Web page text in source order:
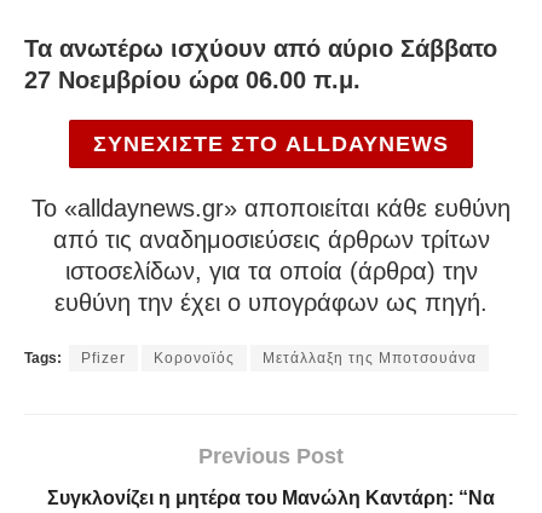
Τα ανωτέρω ισχύουν από αύριο Σάββατο
27 Νοεμβρίου ώρα 06.00 π.μ.
ΣΥΝΕΧΙΣΤΕ ΣΤΟ ALLDAYNEWS
To «alldaynews.gr» αποποιείται κάθε ευθύνη
από τις αναδημοσιεύσεις άρθρων τρίτων
ιστοσελίδων, για τα οποία (άρθρα) την
ευθύνη την έχει ο υπογράφων ως πηγή.
Tags: Pfizer Κορονοϊός Μετάλλαξη της Μποτσουάνα
Previous Post
Συγκλονίζει η μητέρα του Μανώλη Καντάρη: “Να